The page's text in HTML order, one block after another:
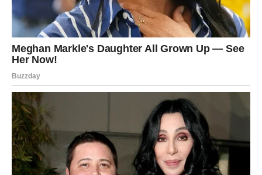
Vrlo brzo očekuje vas informacija koja će vam donijeti
ogromnu radost.
Može biti povezana sa poslom, finansijama, porodicom ili
privatnim planovima, ali će bez sumnje označiti početak
mnogo srećnijeg životnog poglavlja.
Ta vijest vratiće vam optimizam, novu energiju i potvrditi
da ste na pravom putu.
Sudbina vam otvara vrata velikih